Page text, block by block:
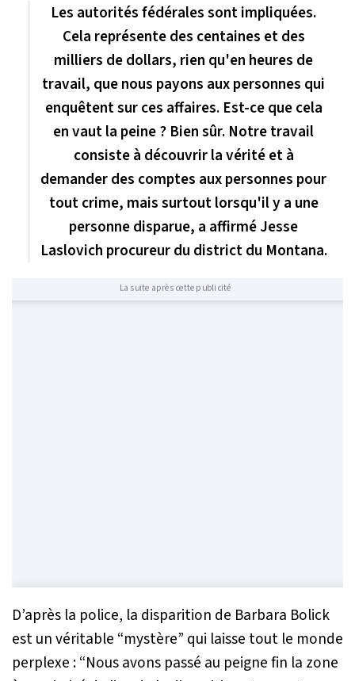
Les autorités fédérales sont impliquées.
Cela représente des centaines et des
milliers de dollars, rien qu'en heures de
travail, que nous payons aux personnes qui
enquêtent sur ces affaires. Est-ce que cela
en vaut la peine ? Bien sûr. Notre travail
consiste à découvrir la vérité et à
demander des comptes aux personnes pour
tout crime, mais surtout lorsqu'il y a une
personne disparue, a affirmé Jesse
Laslovich procureur du district du Montana.
La suite après cette publicité
D’après la police, la disparition de Barbara Bolick
est un véritable “mystère” qui laisse tout le monde
perplexe :“Nous avons passé au peigne fin la zone